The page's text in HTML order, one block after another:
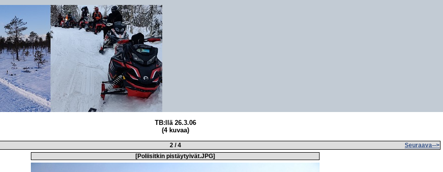
TB:llä 26.3.06
(4 kuvaa)
2 / 4
Seuraava-->
[Poliisitkin pistäytyivät.JPG]